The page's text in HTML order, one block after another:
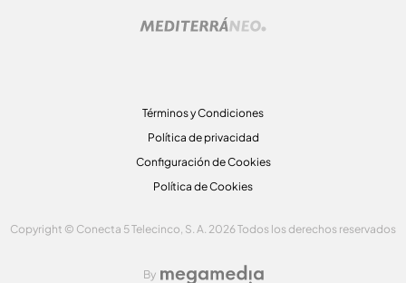
Términos y Condiciones
Política de privacidad
Configuración de Cookies
Política de Cookies
Copyright © Conecta 5 Telecinco, S. A. 2026 Todos los derechos reservados
By